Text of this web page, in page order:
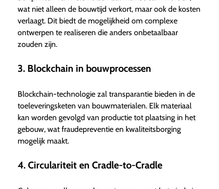
wat niet alleen de bouwtijd verkort, maar ook de kosten
verlaagt. Dit biedt de mogelijkheid om complexe
ontwerpen te realiseren die anders onbetaalbaar
zouden zijn.
3. Blockchain in bouwprocessen
Blockchain-technologie zal transparantie bieden in de
toeleveringsketen van bouwmaterialen. Elk materiaal
kan worden gevolgd van productie tot plaatsing in het
gebouw, wat fraudepreventie en kwaliteitsborging
mogelijk maakt.
4. Circulariteit en Cradle-to-Cradle